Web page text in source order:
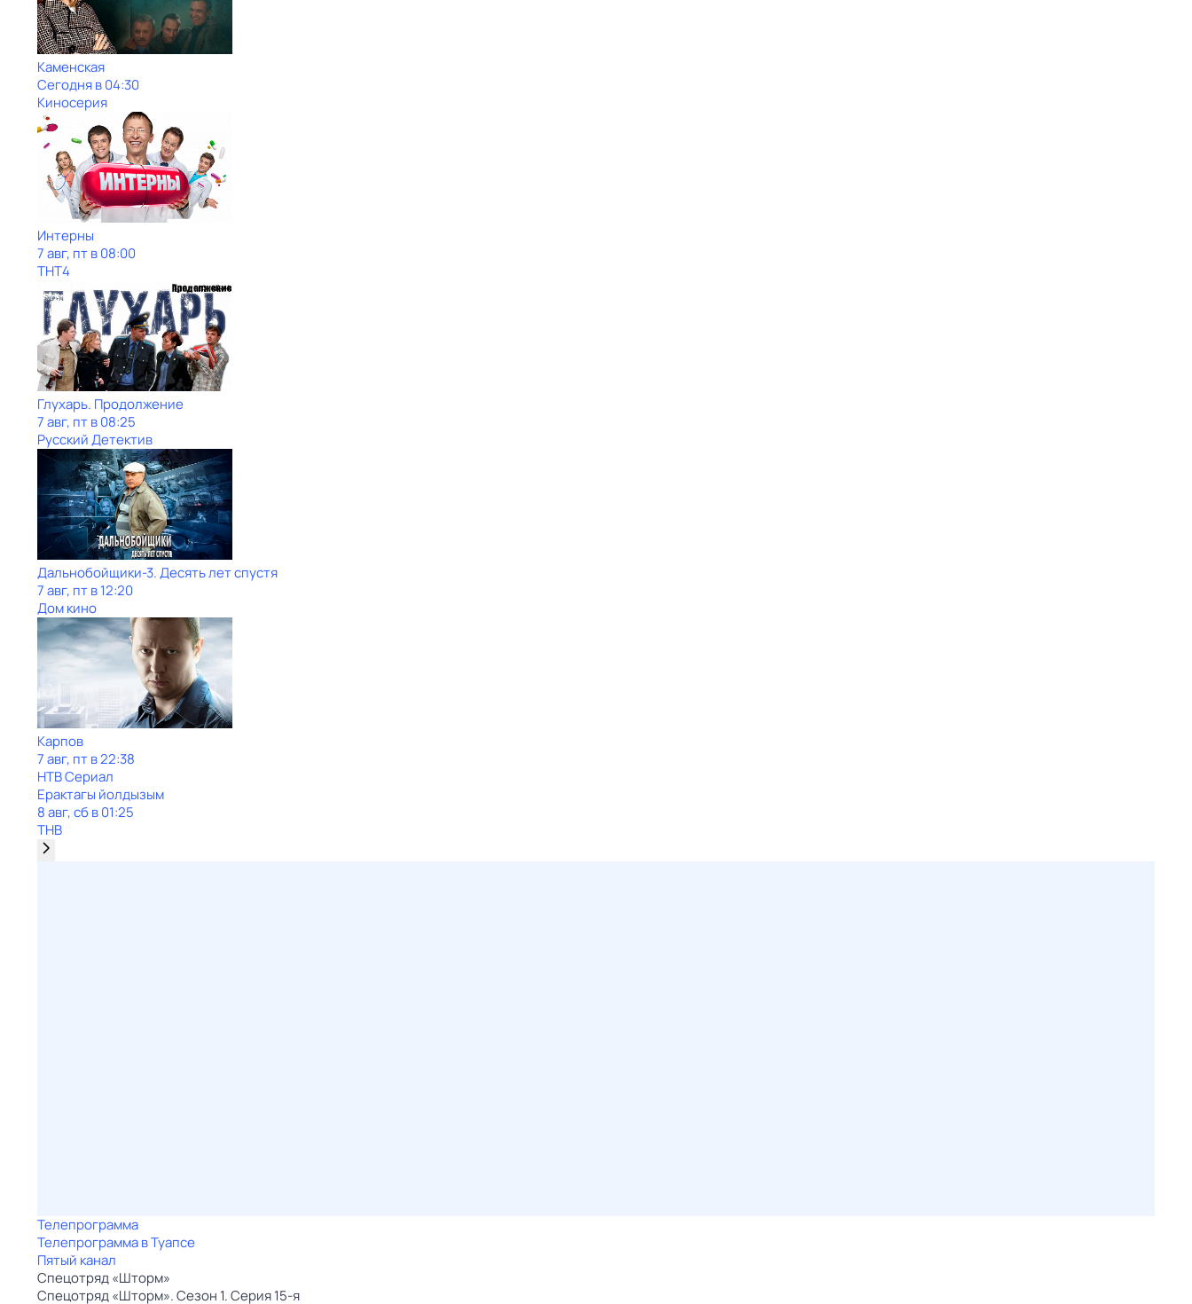
Каменская
Сегодня в 04:30
Киносерия
Интерны
7 авг, пт в 08:00
ТНТ4
Глухарь. Продолжение
7 авг, пт в 08:25
Русский Детектив
Дальнобойщики-3. Десять лет спустя
7 авг, пт в 12:20
Дом кино
Карпов
7 авг, пт в 22:38
НТВ Сериал
Ерактагы йолдызым
8 авг, сб в 01:25
ТНВ
Телепрограмма
Телепрограмма в Туапсе
Пятый канал
Спецотряд «Шторм»
Спецотряд «Шторм». Сезон 1. Серия 15-я